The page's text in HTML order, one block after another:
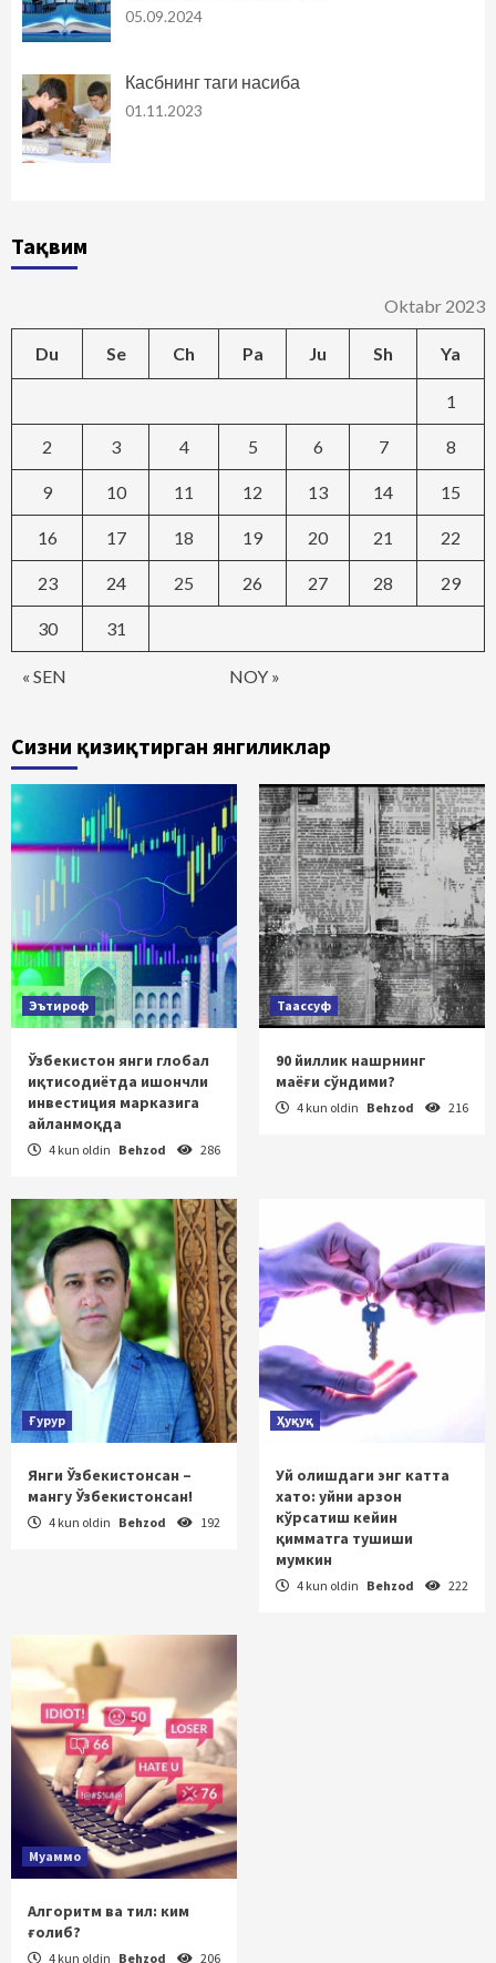
05.09.2024
Касбнинг таги насиба
01.11.2023
Тақвим
Oktabr 2023
Du Se Ch Pa Ju Sh Ya
« SEN NOY »
1
2 3 4 5 6 7 8
9 10 11 12 13 14 15
16 17 18 19 20 21 22
23 24 25 26 27 28 29
30 31
Сизни қизиқтирган янгиликлар
Эътироф
Ўзбекистон янги глобал
иқтисодиётда ишончли
инвестиция марказига
айланмоқда
4 kun oldin Behzod 286
Таассуф
90 йиллик нашрнинг
маёғи сўндими?
4 kun oldin Behzod 216
Ғурур
Янги Ўзбекистонсан –
мангу Ўзбекистонсан!
4 kun oldin Behzod 192
Ҳуқуқ
Уй олишдаги энг катта
хато: уйни арзон
кўрсатиш кейин
қимматга тушиши
мумкин
4 kun oldin Behzod 222
Муаммо
Алгоритм ва тил: ким
ғолиб?
4 kun oldin Behzod 206